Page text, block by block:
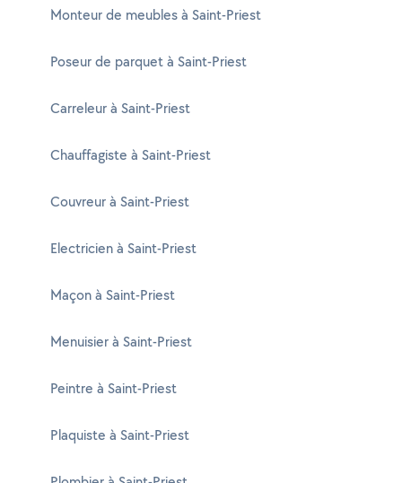
Monteur de meubles à Saint-Priest
Poseur de parquet à Saint-Priest
Carreleur à Saint-Priest
Chauffagiste à Saint-Priest
Couvreur à Saint-Priest
Electricien à Saint-Priest
Maçon à Saint-Priest
Menuisier à Saint-Priest
Peintre à Saint-Priest
Plaquiste à Saint-Priest